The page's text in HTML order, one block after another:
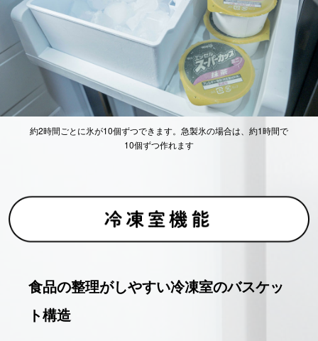
約2時間ごとに氷が10個ずつできます。急製氷の場合は、約1時間で
10個ずつ作れます
食品の整理がしやすい冷凍室のバスケッ
ト構造